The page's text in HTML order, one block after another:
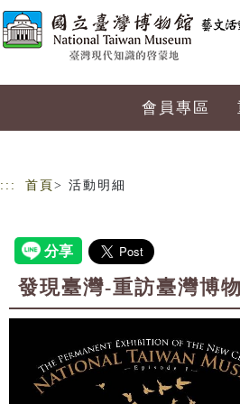
會員專區
::: 首頁 > 活動明細
發現臺灣-重訪臺灣博